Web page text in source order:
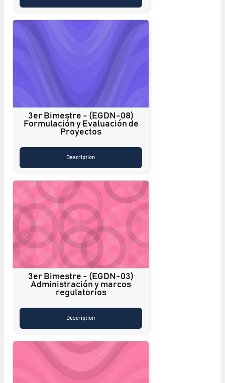
3er Bimestre - (EGDN-08)
Formulación y Evaluación de
Proyectos
Description
3er Bimestre - (EGDN-03)
Administración y marcos
regulatorios
Description